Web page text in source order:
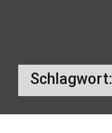
Schlagwort: